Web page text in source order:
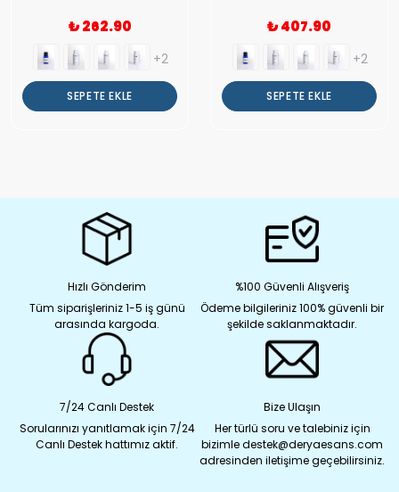
₺ 262.90
+2
SEPETE EKLE
₺ 407.90
+2
SEPETE EKLE
Hızlı Gönderim
Tüm siparişleriniz 1-5 iş günü
arasında kargoda.
%100 Güvenli Alışveriş
Ödeme bilgileriniz 100% güvenli bir
şekilde saklanmaktadır.
7/24 Canlı Destek
Sorularınızı yanıtlamak için 7/24
Canlı Destek hattımız aktif.
Bize Ulaşın
Her türlü soru ve talebiniz için
bizimle destek@deryaesans.com
adresinden iletişime geçebilirsiniz.